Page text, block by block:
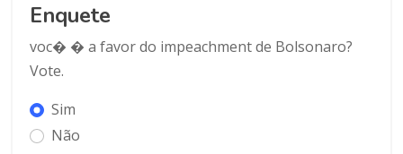
Enquete
voc� � a favor do impeachment de Bolsonaro?
Vote.
Sim
Não